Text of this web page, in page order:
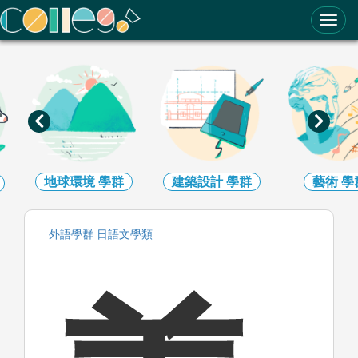
ColleGo! 大學選才與高中育才輔助系統
地球環境學群 建築設計學群 藝術 學
外語學群 日語文學類